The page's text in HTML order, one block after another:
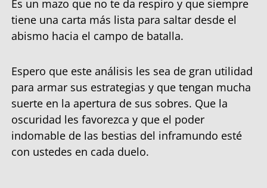
Es un mazo que no te da respiro y que siempre
tiene una carta más lista para saltar desde el
abismo hacia el campo de batalla.
Espero que este análisis les sea de gran utilidad
para armar sus estrategias y que tengan mucha
suerte en la apertura de sus sobres. Que la
oscuridad les favorezca y que el poder
indomable de las bestias del inframundo esté
con ustedes en cada duelo.